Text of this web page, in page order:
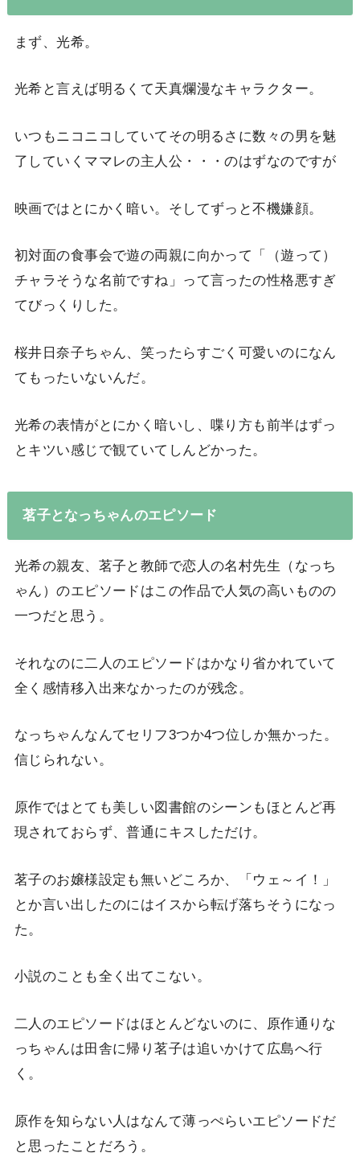
まず、光希。
光希と言えば明るくて天真爛漫なキャラクター。
いつもニコニコしていてその明るさに数々の男を魅
了していくママレの主人公・・・のはずなのですが
映画ではとにかく暗い。そしてずっと不機嫌顔。
初対面の食事会で遊の両親に向かって「（遊って）
チャラそうな名前ですね」って言ったの性格悪すぎ
てびっくりした。
桜井日奈子ちゃん、笑ったらすごく可愛いのになん
てもったいないんだ。
光希の表情がとにかく暗いし、喋り方も前半はずっ
とキツい感じで観ていてしんどかった。
茗子となっちゃんのエピソード
光希の親友、茗子と教師で恋人の名村先生（なっち
ゃん）のエピソードはこの作品で人気の高いものの
一つだと思う。
それなのに二人のエピソードはかなり省かれていて
全く感情移入出来なかったのが残念。
なっちゃんなんてセリフ3つか4つ位しか無かった。
信じられない。
原作ではとても美しい図書館のシーンもほとんど再
現されておらず、普通にキスしただけ。
茗子のお嬢様設定も無いどころか、「ウェ～イ！」
とか言い出したのにはイスから転げ落ちそうになっ
た。
小説のことも全く出てこない。
二人のエピソードはほとんどないのに、原作通りな
っちゃんは田舎に帰り茗子は追いかけて広島へ行
く。
原作を知らない人はなんて薄っぺらいエピソードだ
と思ったことだろう。